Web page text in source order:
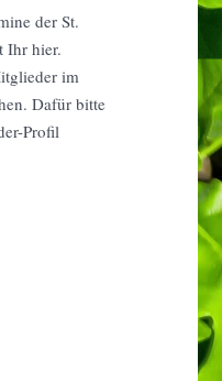
der St.
Ihr hier.
im
Dafür bitte
Profil